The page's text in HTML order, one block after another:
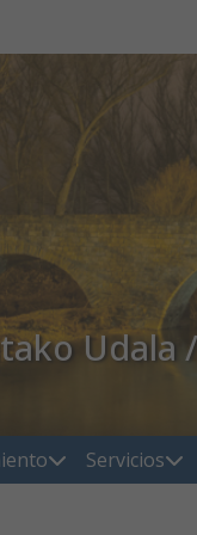
Udala
Servicios